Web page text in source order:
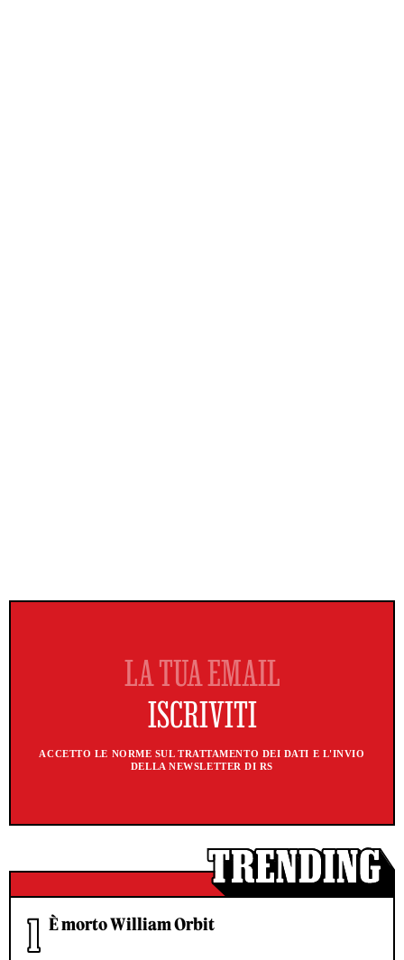
ACCETTO LE NORME SUL TRATTAMENTO DEI DATI E L'INVIO
DELLA NEWSLETTER DI RS
È morto William Orbit